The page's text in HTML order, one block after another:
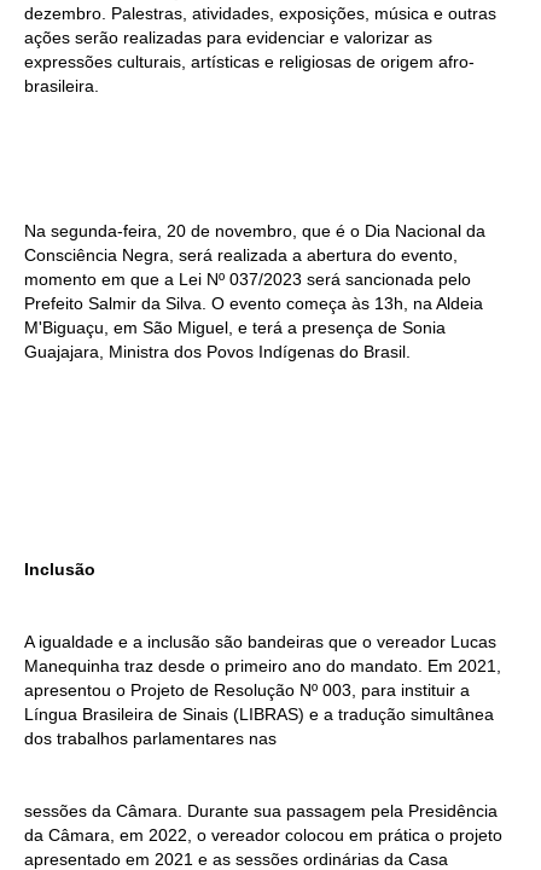
dezembro. Palestras, atividades, exposições, música e outras
ações serão realizadas para evidenciar e valorizar as
expressões culturais, artísticas e religiosas de origem afro-
brasileira.
Na segunda-feira, 20 de novembro, que é o Dia Nacional da
Consciência Negra, será realizada a abertura do evento,
momento em que a Lei Nº 037/2023 será sancionada pelo
Prefeito Salmir da Silva. O evento começa às 13h, na Aldeia
M'Biguaçu, em São Miguel, e terá a presença de Sonia
Guajajara, Ministra dos Povos Indígenas do Brasil.
Inclusão
A igualdade e a inclusão são bandeiras que o vereador Lucas
Manequinha traz desde o primeiro ano do mandato. Em 2021,
apresentou o Projeto de Resolução Nº 003, para instituir a
Língua Brasileira de Sinais (LIBRAS) e a tradução simultânea
dos trabalhos parlamentares nas
sessões da Câmara. Durante sua passagem pela Presidência
da Câmara, em 2022, o vereador colocou em prática o projeto
apresentado em 2021 e as sessões ordinárias da Casa